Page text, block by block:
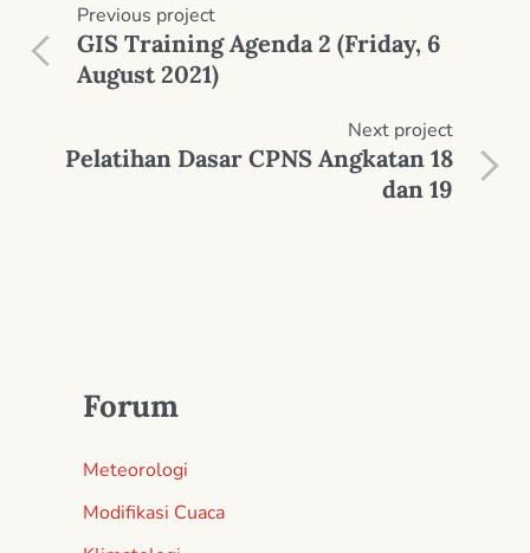
Previous project
GIS Training Agenda 2 (Friday, 6
August 2021)
Next project
Pelatihan Dasar CPNS Angkatan 18
dan 19
Forum
Meteorologi
Modifikasi Cuaca